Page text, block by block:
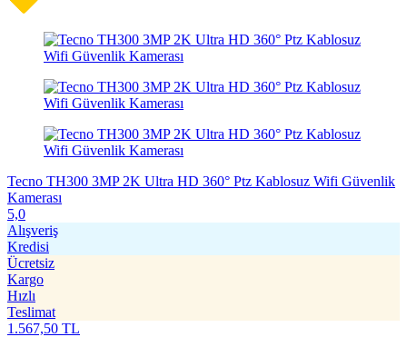
Tecno TH300 3MP 2K Ultra HD 360° Ptz Kablosuz Wifi Güvenlik
Kamerası
5,0
Alışveriş
Kredisi
Ücretsiz
Kargo
Hızlı
Teslimat
1.567,50 TL